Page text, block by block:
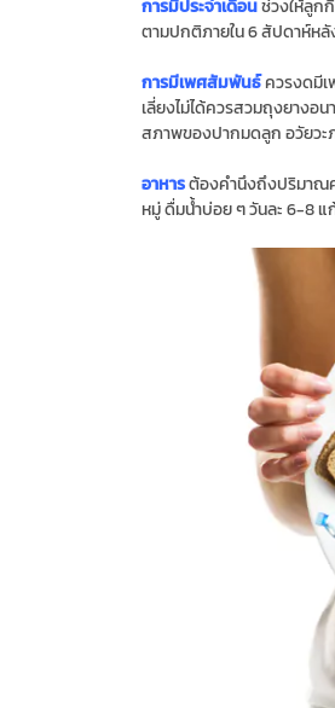
การมีประจําเดือนช่วงให้ลูก
ตามปกติภายใน 6 สัปดาห์ห
การมีเพศสัมพันธ์ควรงดมีเ
เลี่ยงไม่ได้ควรสวมถุงยาง
สภาพของปากมดลูก อวัยวะ
อาหารต้องคํานึงถึงปริมาณ
หมู่ ดื่มน้ําบ่อย ๆ วันละ 6-8 แ